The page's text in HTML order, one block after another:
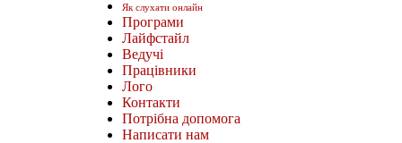
Як слухати онлайн
Програми
Лайфстайл
Ведучі
Працівники
Лого
Контакти
Потрібна допомога
Написати нам